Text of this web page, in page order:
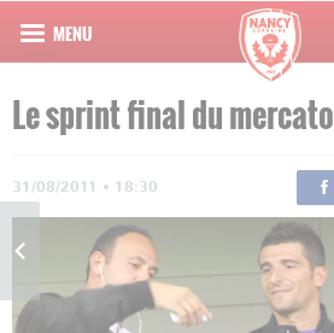
Le sprint final du mercato
31/08/2011 • 18:30